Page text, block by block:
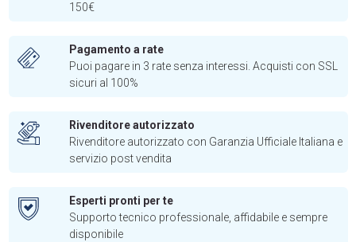
150€
Pagamento a rate
Puoi pagare in 3 rate senza interessi. Acquisti con SSL
sicuri al 100%
Rivenditore autorizzato
Rivenditore autorizzato con Garanzia Ufficiale Italiana e
servizio post vendita
Esperti pronti per te
Supporto tecnico professionale, affidabile e sempre
disponibile